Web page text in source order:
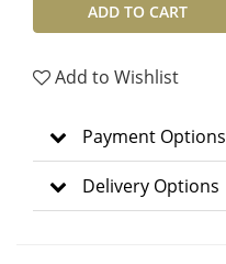
ADD TO CART
Add to Wishlist
Payment Options
Delivery Options